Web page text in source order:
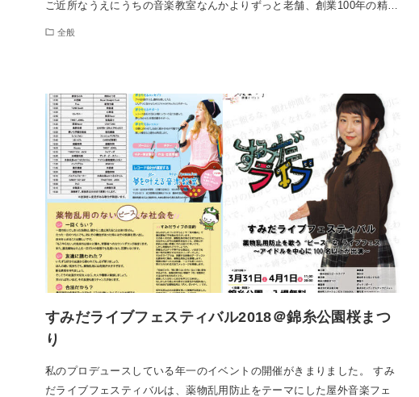
ご近所なうえにうちの音楽教室なんかよりずっと老舗、創業100年の精…
全般
すみだライブフェスティバル2018＠錦糸公園桜まつ
り
私のプロデュースしている年一のイベントの開催がきまりました。 すみ
だライブフェスティバルは、薬物乱用防止をテーマにした屋外音楽フェ